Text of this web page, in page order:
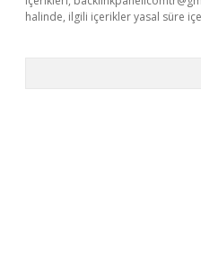
halinde, ilgili içerikler yasal süre